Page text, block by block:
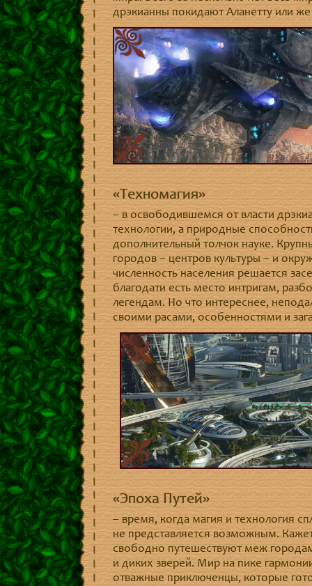
дрэкианны покидают Аланетту или
«Техномагия»
– в освободившемся от власти
технологии, а природные
дополнительный толчок науке.
городов – центров культуры – и
численность населения решается
благодати есть место интригам,
легендам. Но что интереснее,
своими расами, особенностями и
«Эпоха Путей»
– время, когда магия и технология
не представляется возможным.
свободно путешествуют меж
и диких зверей. Мир на пике
отважные приключенцы, которые